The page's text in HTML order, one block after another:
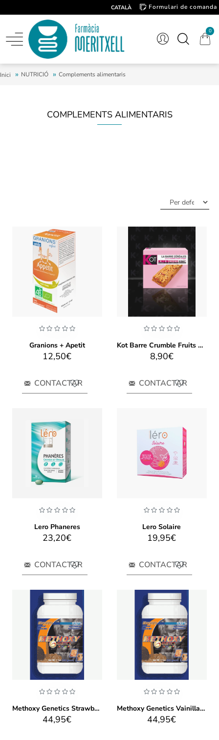
CATALÀ
Formulari de comanda
0
Inici NUTRICIÓ Complements alimentaris
COMPLEMENTS ALIMENTARIS
Granions + Apetit
12,50€
CONTACTAR
Kot Barre Crumble Fruits Vermells 6 Barretes
8,90€
CONTACTAR
Lero Phaneres
23,20€
CONTACTAR
Lero Solaire
19,95€
CONTACTAR
Methoxy Genetics Strawberry
44,95€
Methoxy Genetics Vainilla 908g
44,95€